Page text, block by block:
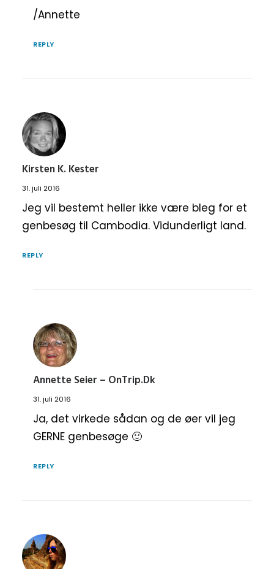
/Annette
REPLY
Kirsten K. Kester
31. juli 2016
Jeg vil bestemt heller ikke være bleg for et
genbesøg til Cambodia. Vidunderligt land.
REPLY
Annette Seier – OnTrip.dk
31. juli 2016
Ja, det virkede sådan og de øer vil jeg
GERNE genbesøge 🙂
REPLY